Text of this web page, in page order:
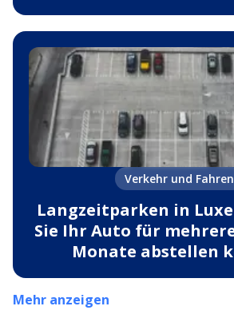
Verkehr und Fahren
Langzeitparken in
Sie Ihr Auto für
Monate abstellen
Mehr anzeigen